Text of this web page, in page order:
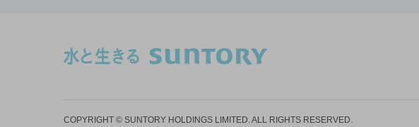
COPYRIGHT © SUNTORY HOLDINGS LIMITED.ALL RIGHTS RESERVED.